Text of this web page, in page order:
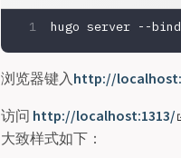
hugo server --bind
浏览器键入http://
访问 http://localhost:1313/
大致样式如下：